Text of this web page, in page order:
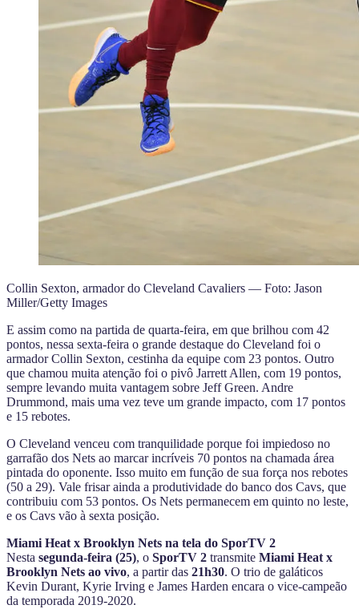
Collin Sexton, armador do Cleveland Cavaliers — Foto: Jason
Miller/Getty Images
E assim como na partida de quarta-feira, em que brilhou com 42
pontos, nessa sexta-feira o grande destaque do Cleveland foi o
armador Collin Sexton, cestinha da equipe com 23 pontos. Outro
que chamou muita atenção foi o pivô Jarrett Allen, com 19 pontos,
sempre levando muita vantagem sobre Jeff Green. Andre
Drummond, mais uma vez teve um grande impacto, com 17 pontos
e 15 rebotes.
O Cleveland venceu com tranquilidade porque foi impiedoso no
garrafão dos Nets ao marcar incríveis 70 pontos na chamada área
pintada do oponente. Isso muito em função de sua força nos rebotes
(50 a 29). Vale frisar ainda a produtividade do banco dos Cavs, que
contribuiu com 53 pontos. Os Nets permanecem em quinto no leste,
e os Cavs vão à sexta posição.
Miami Heat x Brooklyn Nets na tela do SporTV 2
Nesta segunda-feira (25), o SporTV 2 transmite Miami Heat x
Brooklyn Nets ao vivo, a partir das 21h30. O trio de galáticos
Kevin Durant, Kyrie Irving e James Harden encara o vice-campeão
da temporada 2019-2020.